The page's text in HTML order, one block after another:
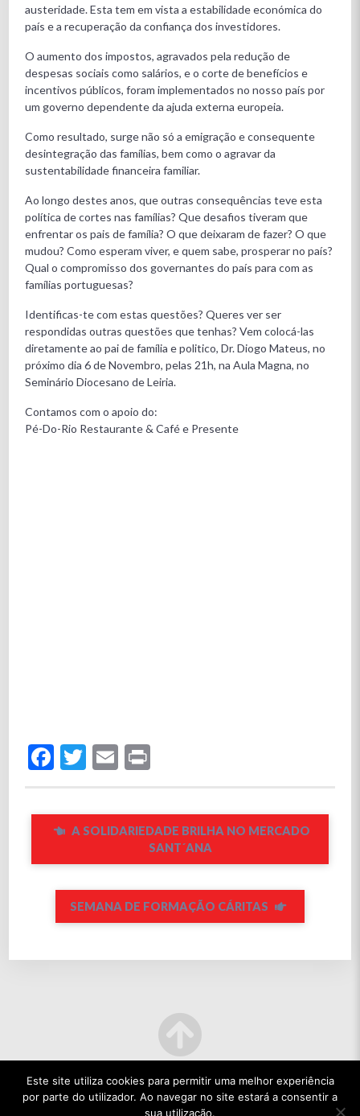
austeridade. Esta tem em vista a estabilidade económica do
país e a recuperação da confiança dos investidores.
O aumento dos impostos, agravados pela redução de
despesas sociais como salários, e o corte de benefícios e
incentivos públicos, foram implementados no nosso país por
um governo dependente da ajuda externa europeia.
Como resultado, surge não só a emigração e consequente
desintegração das famílias, bem como o agravar da
sustentabilidade financeira familiar.
Ao longo destes anos, que outras consequências teve esta
política de cortes nas famílias? Que desafios tiveram que
enfrentar os pais de família? O que deixaram de fazer? O que
mudou? Como esperam viver, e quem sabe, prosperar no país?
Qual o compromisso dos governantes do país para com as
famílias portuguesas?
Identificas-te com estas questões? Queres ver ser
respondidas outras questões que tenhas? Vem colocá-las
diretamente ao pai de família e politico, Dr. Diogo Mateus, no
próximo dia 6 de Novembro, pelas 21h, na Aula Magna, no
Seminário Diocesano de Leiria.
Contamos com o apoio do:
Pé-Do-Rio Restaurante & Café e Presente
Facebook
Twitter
Email
A SOLIDARIEDADE BRILHA NO MERCADO
SANT´ANA
SEMANA DE FORMAÇÃO CÁRITAS
Este site utiliza cookies para permitir uma melhor experiência
por parte do utilizador. Ao navegar no site estará a consentir a
sua utilização.